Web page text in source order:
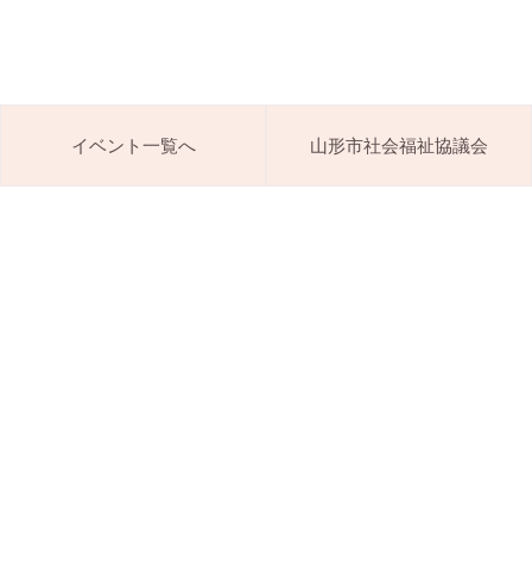
イベント一覧へ 山形市社会福祉協議会